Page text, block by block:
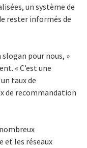
un système de
rester informés de
slogan pour nous, »
« C’est une
taux de
de recommandation
et les réseaux